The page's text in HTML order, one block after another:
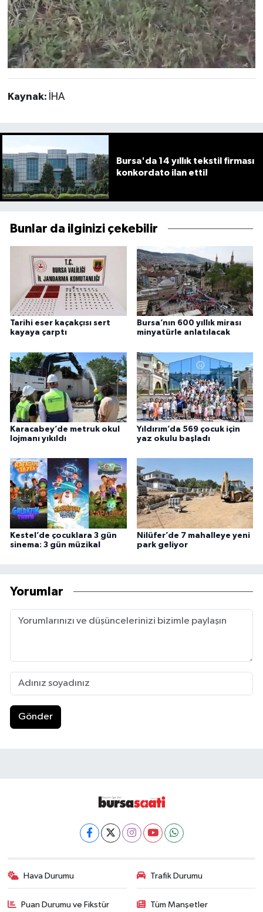
Kaynak: İHA
Bursa'da 14 yıllık tekstil firması
konkordato ilan etti!
Bunlar da ilginizi çekebilir
Tarihi eser kaçakçısı sert
kayaya çarptı
Bursa’nın 600 yıllık mirası
minyatürle anlatılacak
Karacabey’de metruk okul
lojmanı yıkıldı
Yıldırım’da 569 çocuk için
yaz okulu başladı
Kestel’de çocuklara 3 gün
sinema: 3 gün müzikal
Nilüfer’de 7 mahalleye yeni
park geliyor
Yorumlar
Gönder
Hava Durumu Trafik Durumu
Puan Durumu ve Fikstür Tüm Manşetler